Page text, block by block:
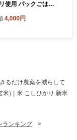
使用 パックごはん
かり 白米 パックご
4,000円
るだけ農薬を減らして
米)｜米 こしひかり 新米
ランキング